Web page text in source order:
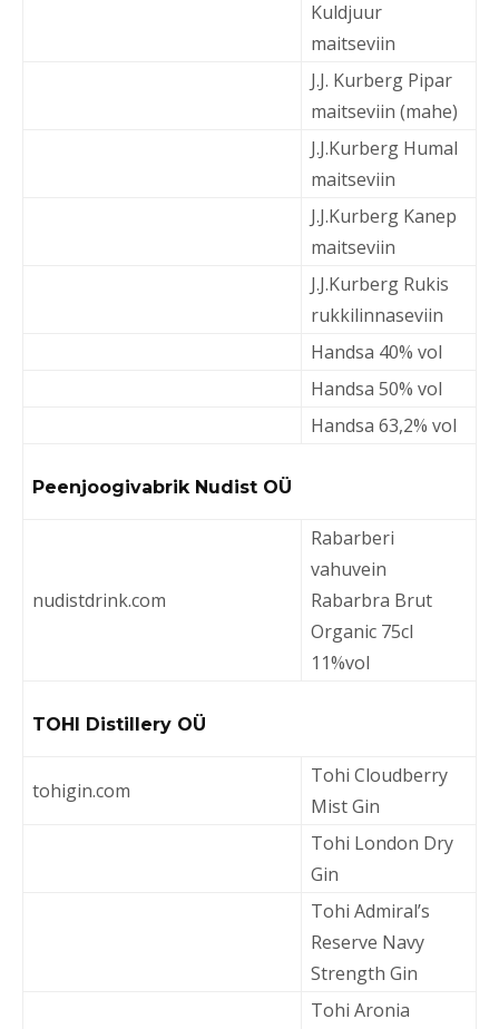
Kuldjuur
maitseviin
J.J. Kurberg Pipar
maitseviin (mahe)
J.J.Kurberg Humal
maitseviin
J.J.Kurberg Kanep
maitseviin
J.J.Kurberg Rukis
rukkilinnaseviin
Handsa 40% vol
Handsa 50% vol
Handsa 63,2% vol
Peenjoogivabrik Nudist OÜ
nudistdrink.com
Rabarberi
vahuvein
Rabarbra Brut
Organic 75cl
11%vol
TOHI Distillery OÜ
tohigin.com
Tohi Cloudberry
Mist Gin
Tohi London Dry
Gin
Tohi Admiral’s
Reserve Navy
Strength Gin
Tohi Aronia